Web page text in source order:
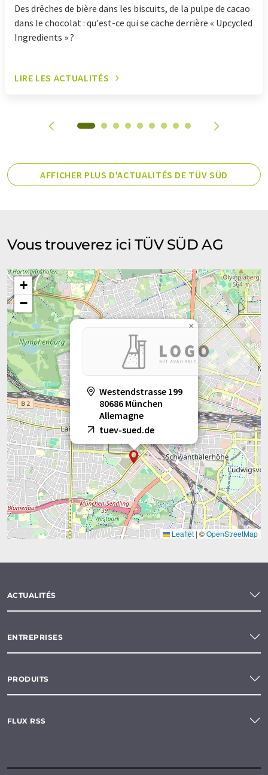
Des drêches de bière dans les biscuits, de la pulpe de cacao
dans le chocolat : qu'est-ce qui se cache derrière « Upcycled
Ingredients » ?
LIRE LES ACTUALITÉS
AFFICHER PLUS D'ACTUALITÉS DE TÜV SÜD
Vous trouverez ici TÜV SÜD AG
Westendstrasse 199
80686 München
Allemagne
tuev-sued.de
×
+
−
Leaflet | ©OpenStreetMap
ACTUALITÉS
ENTREPRISES
PRODUITS
FLUX RSS